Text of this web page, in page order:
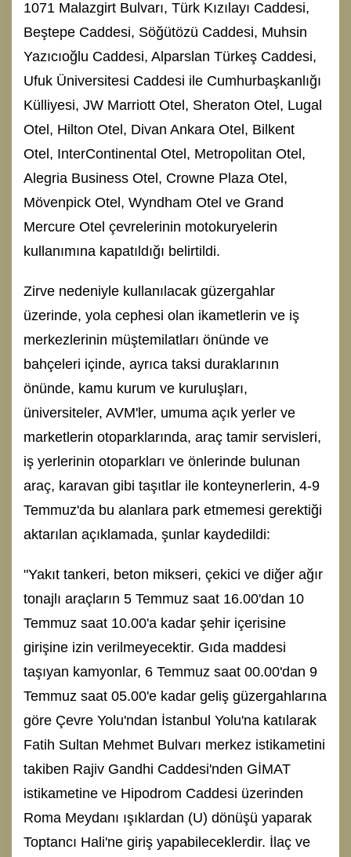
1071 Malazgirt Bulvarı, Türk Kızılayı Caddesi,
Beştepe Caddesi, Söğütözü Caddesi, Muhsin
Yazıcıoğlu Caddesi, Alparslan Türkeş Caddesi,
Ufuk Üniversitesi Caddesi ile Cumhurbaşkanlığı
Külliyesi, JW Marriott Otel, Sheraton Otel, Lugal
Otel, Hilton Otel, Divan Ankara Otel, Bilkent
Otel, InterContinental Otel, Metropolitan Otel,
Alegria Business Otel, Crowne Plaza Otel,
Mövenpick Otel, Wyndham Otel ve Grand
Mercure Otel çevrelerinin motokuryelerin
kullanımına kapatıldığı belirtildi.
Zirve nedeniyle kullanılacak güzergahlar
üzerinde, yola cephesi olan ikametlerin ve iş
merkezlerinin müştemilatları önünde ve
bahçeleri içinde, ayrıca taksi duraklarının
önünde, kamu kurum ve kuruluşları,
üniversiteler, AVM'ler, umuma açık yerler ve
marketlerin otoparklarında, araç tamir servisleri,
iş yerlerinin otoparkları ve önlerinde bulunan
araç, karavan gibi taşıtlar ile konteynerlerin, 4-9
Temmuz'da bu alanlara park etmemesi gerektiği
aktarılan açıklamada, şunlar kaydedildi:
"Yakıt tankeri, beton mikseri, çekici ve diğer ağır
tonajlı araçların 5 Temmuz saat 16.00'dan 10
Temmuz saat 10.00'a kadar şehir içerisine
girişine izin verilmeyecektir. Gıda maddesi
taşıyan kamyonlar, 6 Temmuz saat 00.00'dan 9
Temmuz saat 05.00'e kadar geliş güzergahlarına
göre Çevre Yolu'ndan İstanbul Yolu'na katılarak
Fatih Sultan Mehmet Bulvarı merkez istikametini
takiben Rajiv Gandhi Caddesi'nden GİMAT
istikametine ve Hipodrom Caddesi üzerinden
Roma Meydanı ışıklardan (U) dönüşü yaparak
Toptancı Hali'ne giriş yapabileceklerdir. İlaç ve